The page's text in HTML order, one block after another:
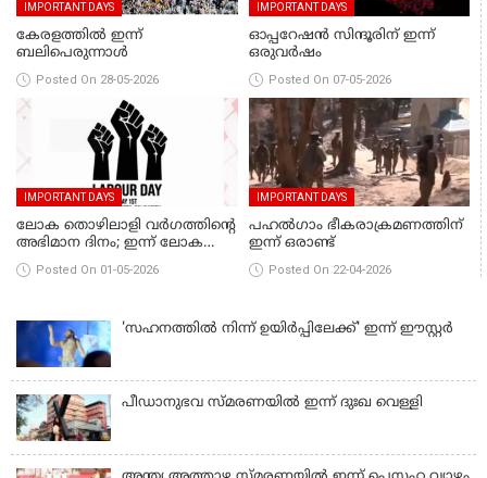
IMPORTANT DAYS
കേരളത്തിൽ ഇന്ന്
ബലിപെരുന്നാൾ
Posted On 28-05-2026
IMPORTANT DAYS
ഓപ്പറേഷൻ സിന്ദൂരിന് ഇന്ന്
ഒരുവർഷം
Posted On 07-05-2026
IMPORTANT DAYS
ലോക തൊഴിലാളി വർഗത്തിന്റെ
അഭിമാന ദിനം; ഇന്ന് ലോക
തൊഴിലാളി ദിനം
Posted On 01-05-2026
IMPORTANT DAYS
പഹല്‍ഗാം ഭീകരാക്രമണത്തിന്
ഇന്ന് ഒരാണ്ട്
Posted On 22-04-2026
'സഹനത്തിൽ നിന്ന് ഉയിർപ്പിലേക്ക്' ഇന്ന് ഈസ്റ്റർ
പീഡാനുഭവ സ്മരണയിൽ ഇന്ന് ദുഃഖ വെള്ളി